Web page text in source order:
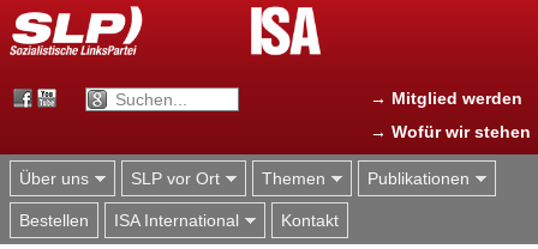
Jump to navigation
→ Mitglied werden
→ Wofür wir stehen
Über uns SLP vor Ort Themen Publikationen
Bestellen ISA International Kontakt